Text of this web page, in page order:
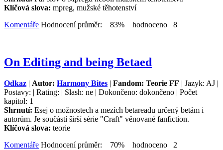
Klíčová slova: mpreg, mužské těhotenství
Komentáře Hodnocení průměr: 83% hodnoceno 8
On Editing and being Betaed
Odkaz | Autor: Harmony Bites | Fandom: Teorie FF | Jazyk: AJ |
Postavy: | Rating: | Slash: ne | Dokončeno: dokončeno | Počet
kapitol: 1
Shrnutí: Esej o možnostech a mezích betareadu určený betám i
autorům. Je součástí širší série "Craft" věnované fanfiction.
Klíčová slova: teorie
Komentáře Hodnocení průměr: 70% hodnoceno 2